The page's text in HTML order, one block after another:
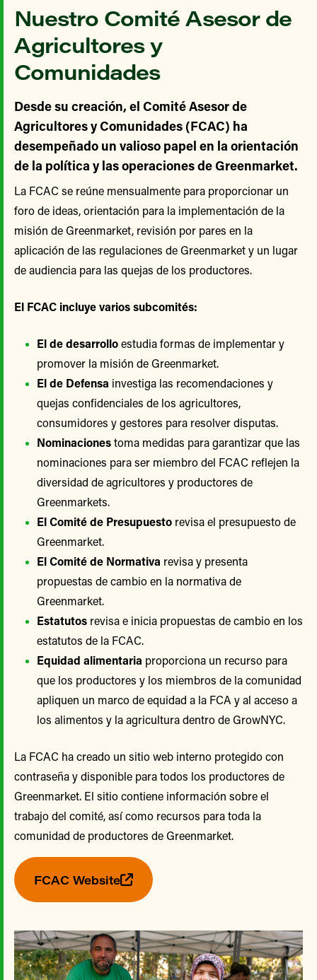
Nuestro Comité Asesor de
Agricultores y
Comunidades
Desde su creación, el Comité Asesor de
Agricultores y Comunidades (FCAC) ha
desempeñado un valioso papel en la orientación
de la política y las operaciones de Greenmarket.
La FCAC se reúne mensualmente para proporcionar un
foro de ideas, orientación para la implementación de la
misión de Greenmarket, revisión por pares en la
aplicación de las regulaciones de Greenmarket y un lugar
de audiencia para las quejas de los productores.
El FCAC incluye varios subcomités:
El de desarrolloestudia formas de implementar y
promover la misión de Greenmarket.
El de Defensa investiga las recomendaciones y
quejas confidenciales de los agricultores,
consumidores y gestores para resolver disputas.
Nominacionestoma medidas para garantizar que las
nominaciones para ser miembro del FCAC reflejen la
diversidad de agricultores y productores de
Greenmarkets.
El Comité de Presupuesto revisa el presupuesto de
Greenmarket.
El Comité de Normativa revisa y presenta
propuestas de cambio en la normativa de
Greenmarket.
Estatutos revisa e inicia propuestas de cambio en los
estatutos de la FCAC.
Equidad alimentaria proporciona un recurso para
que los productores y los miembros de la comunidad
apliquen un marco de equidad a la FCA y al acceso a
los alimentos y la agricultura dentro de GrowNYC.
La FCAC ha creado un sitio web interno protegido con
contraseña y disponible para todos los productores de
Greenmarket. El sitio contiene información sobre el
trabajo del comité, así como recursos para toda la
comunidad de productores de Greenmarket.
FCAC Website